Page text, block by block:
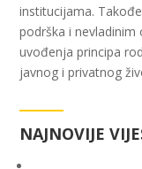
institucijama.
podrška i
uvođenja principa
javnog i privatnog
NAJNOVIJE